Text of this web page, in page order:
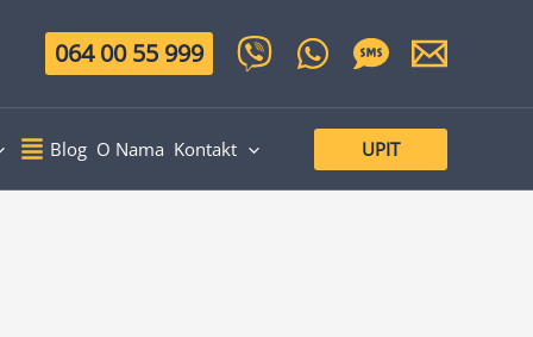
064 00 55 999
Blog O Nama Kontakt UPIT